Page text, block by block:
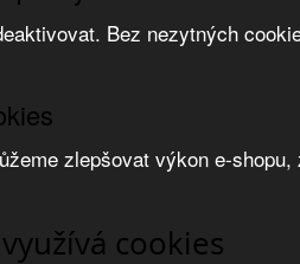
Bez nezytných
zlepšovat výkon e-
cookies